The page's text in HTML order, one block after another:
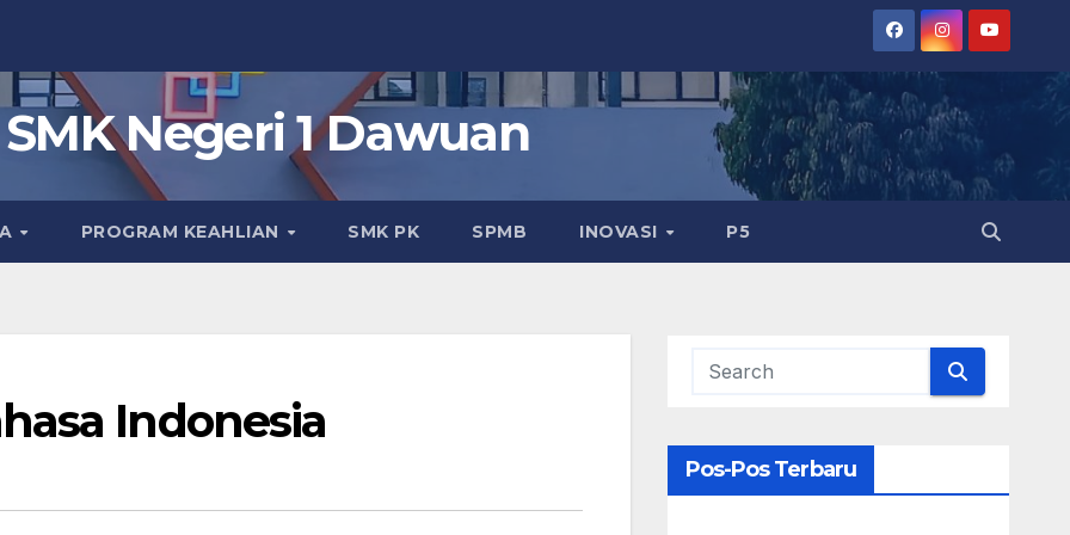
SMK Negeri 1 Dawuan
PROGRAM KEAHLIAN SMK PK SPMB INOVASI P5
Indonesia
Pos-Pos Terbaru